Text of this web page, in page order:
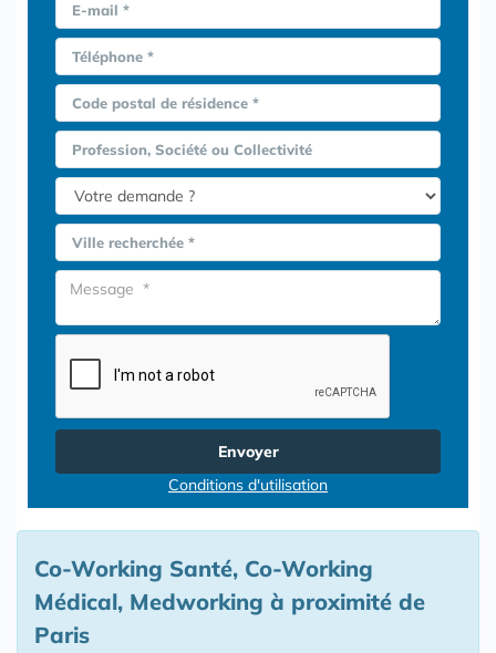
E-mail *
Téléphone *
Code postal de résidence *
Profession, Société ou Collectivité
Ville recherchée *
Envoyer
Conditions d'utilisation
Co-Working Santé, Co-Working
Médical, Medworking à proximité de
Paris